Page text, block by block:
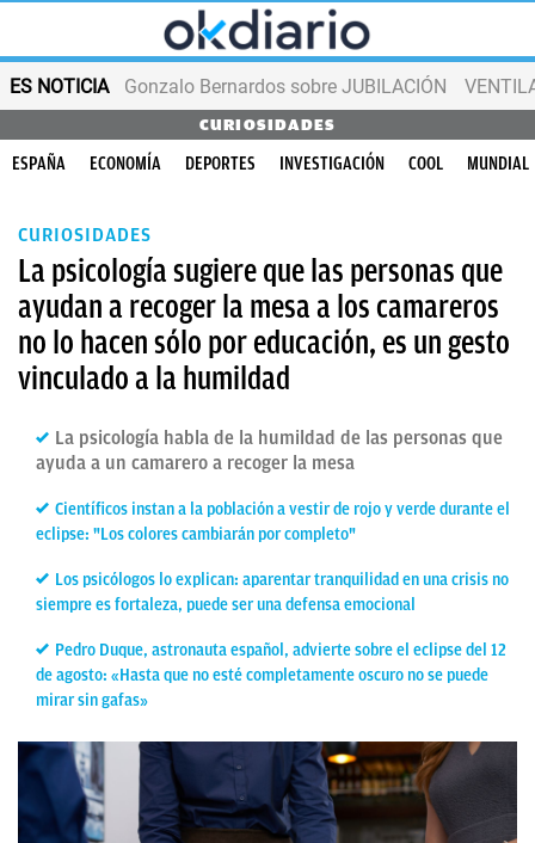
ES NOTICIA Gonzalo Bernardos sobre JUBILACIÓN
CURIOSIDADES
ESPAÑA ECONOMÍA DEPORTES INVESTIGACIÓN COOL MUNDIAL
CURIOSIDADES
La psicología sugiere que las personas que
ayudan a recoger la mesa a los camareros
no lo hacen sólo por educación, es un gesto
vinculado a la humildad
La psicología habla de la humildad de las personas que
ayuda a un camarero a recoger la mesa
Científicos instan a la población a vestir de rojo y verde durante el
eclipse: "Los colores cambiarán por completo"
Los psicólogos lo explican: aparentar tranquilidad en una crisis no
siempre es fortaleza, puede ser una defensa emocional
Pedro Duque, astronauta español, advierte sobre el eclipse del 12
de agosto: «Hasta que no esté completamente oscuro no se puede
mirar sin gafas»